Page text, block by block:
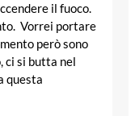
il fuoco.
Vorrei portare
però sono
ci si butta nel
questa